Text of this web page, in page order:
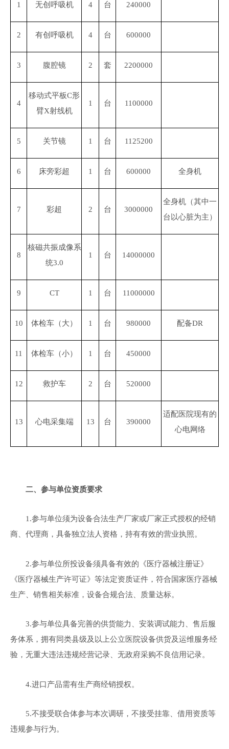
1 无创呼吸机 4 台 240000
2 有创呼吸机 4 台 600000
3 腹腔镜 2 套 2200000
4
移动式平板C形
臂X射线机
1 台 1100000
5 关节镜 1 台 1125200
6 床旁彩超 1 台 600000 全身机
7 彩超 2 台 3000000
全身机（其中一
台以心脏为主）
8
核磁共振成像系
统3.0
1 台 14000000
9 CT 1 台 11000000
10 体检车（大） 1 台 980000 配备DR
11 体检车（小） 1 台 450000
12 救护车 2 台 520000
13 心电采集端 13 台 390000
适配医院现有的
心电网络
二、参与单位资质要求
1.参与单位须为设备合法生产厂家或厂家正式授权的经销
商、代理商，具备独立法人资格，持有有效的营业执照。
2.参与单位所投设备须具备有效的《医疗器械注册证》
《医疗器械生产许可证》等法定资质证件，符合国家医疗器械
生产、销售相关标准，设备合规合法、质量达标。
3.参与单位具备完善的供货能力、安装调试能力、售后服
务体系，拥有同类县级及以上公立医院设备供货及运维服务经
验，无重大违法违规经营记录、无政府采购不良信用记录。
4.进口产品需有生产商经销授权。
5.不接受联合体参与本次调研，不接受挂靠、借用资质等
违规参与行为。